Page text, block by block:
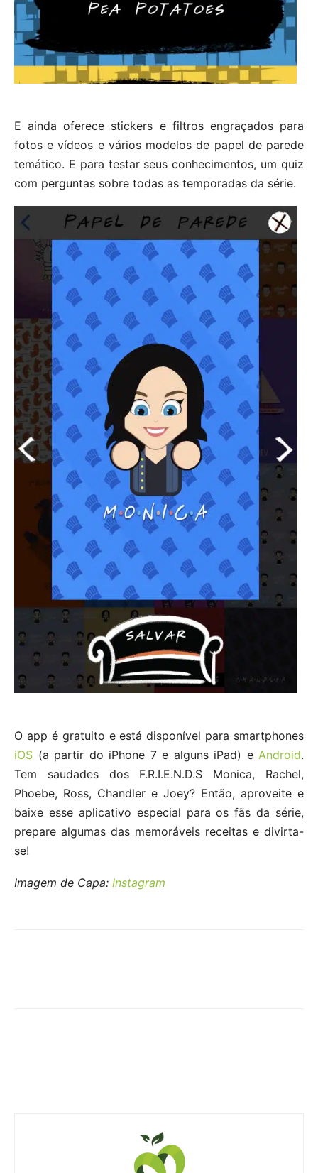
E ainda oferece stickers e filtros engraçados para
fotos e vídeos e vários modelos de papel de parede
temático. E para testar seus conhecimentos, um quiz
com perguntas sobre todas as temporadas da série.
O app é gratuito e está disponível para smartphones
iOS (a partir do iPhone 7 e alguns iPad) e Android.
Tem saudades dos F.R.I.E.N.D.S Monica, Rachel,
Phoebe, Ross, Chandler e Joey? Então, aproveite e
baixe esse aplicativo especial para os fãs da série,
prepare algumas das memoráveis receitas e divirta-
se!
Imagem de Capa: Instagram